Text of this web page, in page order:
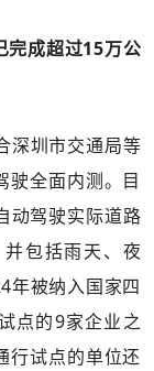
完成超过15万公
深圳市交通局等
驶全面内测。目
动驾驶实际道路
包括雨天、夜
年被纳入国家四
点的9家企业之
行试点的单位还